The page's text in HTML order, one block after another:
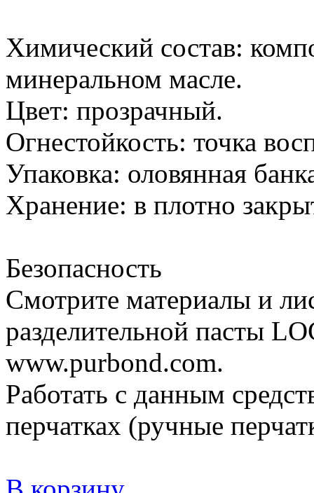
Химический состав:
минеральном масле.
Цвет: прозрачный.
Огнестойкость: точка
Упаковка: оловянная
Хранение: в плотно
Безопасность
Смотрите материалы и
разделительной пасты
www.purbond.com.
Работать с данным
перчатках (ручные